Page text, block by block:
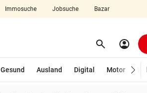
Immosuche Jobsuche Bazar
search Suchen
account_circle
Gesund Ausland Digital Motor